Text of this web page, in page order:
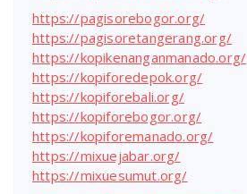
https://pagisorebogor.org/
https://pagisoretangerang.org/
https://kopikenanganmanado.org/
https://kopiforedepok.org/
https://kopiforebali.org/
https://kopiforebogor.org/
https://kopiforemanado.org/
https://mixuejabar.org/
https://mixuesumut.org/